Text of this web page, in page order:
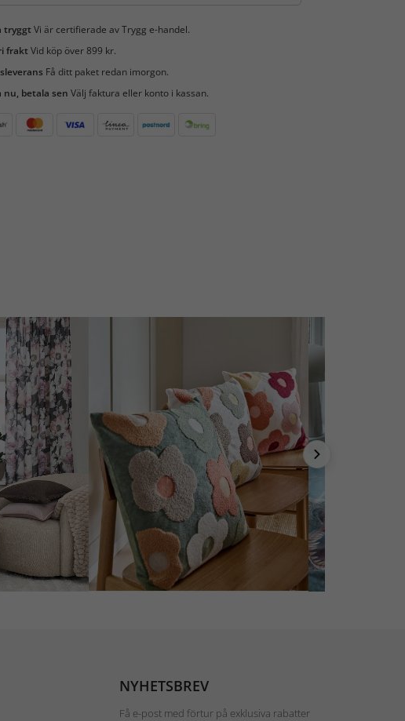
tryggtVi är certifierade av Trygg e-handel.
fraktVid köp över 899 kr.
Få ditt paket redan imorgon.
betala sen Välj faktura eller konto i kassan.
NYHETSBREV
Få e-post med förtur på exklusiva rabatter